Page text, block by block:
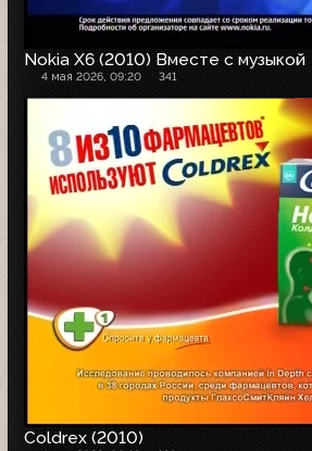
Nokia X6 (2010) Вместе с музыкой
4 мая 2026, 09:20 341
Coldrex (2010)